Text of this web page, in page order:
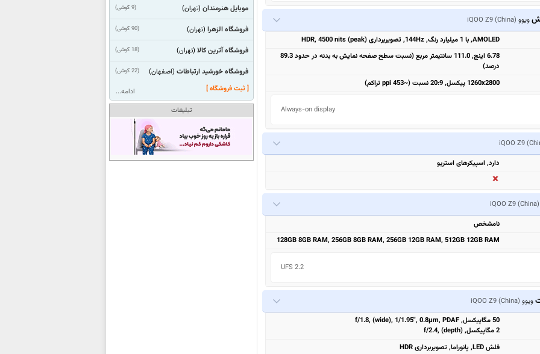
ویوو iQOO Z9 (China)
AMOLED, با 1 میلیارد رنگ, 144Hz, تصویربرداری HDR, 4500 nits (peak)
6.78 اینچ, 111.0 سانتیمتر مربع (نسبت سطح صفحه نمایش به بدنه در حدود 89.3
درصد)
1260x2800 پیکسل, 20:9 نسبت (~453 ppi تراکم)
Always-on display
iQOO Z9
دارد, اسپیکرهای استریو
iQOO Z9 (China)
نامشخص
128GB 8GB RAM, 256GB 8GB RAM, 256GB 12GB RAM, 512GB 12GB RAM
UFS 2.2
ویوو iQOO Z9 (China)
50 مگاپیکسل, f/1.8, (wide), 1/1.95", 0.8µm, PDAF
2 مگاپیکسل, f/2.4, (depth)
فلش LED, پانوراما, تصویربرداری HDR
(9 گوشی) موبایل هنرمندان (تهران)
(90 گوشی) فروشگاه الزهرا (تهران)
(18 گوشی) فروشگاه آترین کالا (تهران)
(22 گوشی) فروشگاه خورشید ارتباطات (اصفهان)
[ ثبت فروشگاه ]
ادامه...
تبلیغات